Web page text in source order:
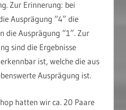
Zur Erinnerung: bei
Ausprägung “4” die
die Ausprägung “1”. Zur
sind die Ergebnisse
ist, welche die aus
Ausprägung ist.
hatten wir ca. 20 Paare